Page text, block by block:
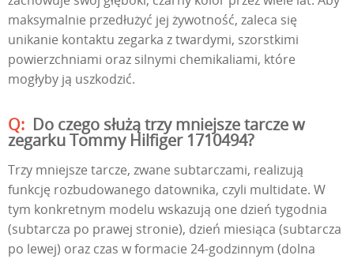
maksymalnie przedłużyć jej żywotność, zaleca się
unikanie kontaktu zegarka z twardymi, szorstkimi
powierzchniami oraz silnymi chemikaliami, które
mogłyby ją uszkodzić.
Do czego służą trzy mniejsze tarcze w
zegarku Tommy Hilfiger 1710494?
Trzy mniejsze tarcze, zwane subtarczami, realizują
funkcję rozbudowanego datownika, czyli multidate. W
tym konkretnym modelu wskazują one dzień tygodnia
(subtarcza po prawej stronie), dzień miesiąca (subtarcza
po lewej) oraz czas w formacie 24-godzinnym (dolna